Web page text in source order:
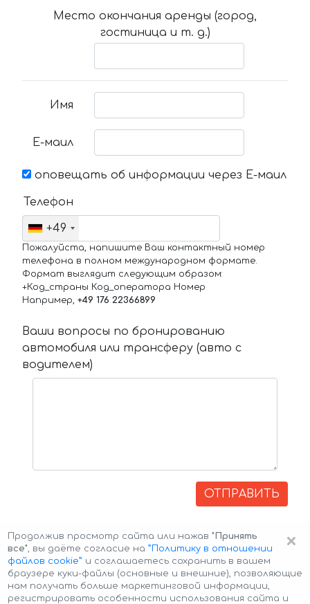
Место окончания аренды (город,
гостиница и т. д.)
Имя
Е-маил
оповещать об информации через Е-маил
Телефон
+49
Пожалуйста, напишите Ваш контактный номер
телефона в полном международном формате.
Формат выглядит следующим образом:
+Код_страны Код_оператора Номер
Например, +49 176 22366899
Ваши вопросы по бронированию
автомобиля или трансферу (авто с
водителем)
ОТПРАВИТЬ
×
Продолжив просмотр сайта или нажав "Принять
все", вы даёте согласие на ”Политику в отношении
файлов cookie” и соглашаетесь сохранить в вашем
браузере куки-файлы (основные и внешние), позволяющие
нам получать больше маркетинговой информации,
регистрировать особенности использования сайта и